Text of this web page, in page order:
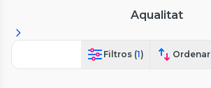
Aqualitat
Filtros (1) Ordenar